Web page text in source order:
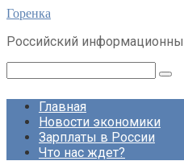
Перейти
контенту
Горенка
Российский
Главная
Новости экономики
Зарплаты в России
Что нас ждет?